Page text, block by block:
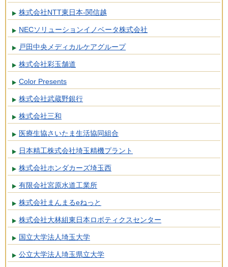
株式会社NTT東日本-関信越
NECソリューションイノベータ株式会社
戸田中央メディカルケアグループ
株式会社彩玉舗道
Color Presents
株式会社武蔵野銀行
株式会社三和
医療生協さいたま生活協同組合
日本精工株式会社埼玉精機プラント
株式会社ホンダカーズ埼玉西
有限会社宮原水道工業所
株式会社まんまるeねっと
株式会社大林組東日本ロボティクスセンター
国立大学法人埼玉大学
公立大学法人埼玉県立大学